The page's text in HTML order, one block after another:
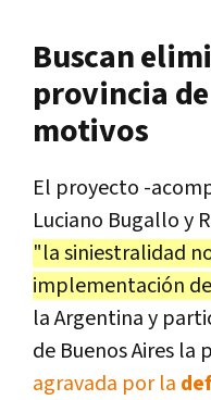
Buscan
provincia
motivos
El proyecto -
Luciano Bugallo y
"la siniestralidad
implementación
la Argentina y
de Buenos Aires la
agravada por la